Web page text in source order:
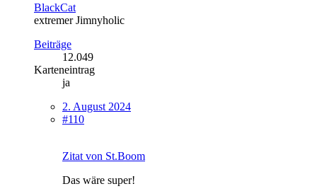
BlackCat
extremer Jimnyholic
Beiträge
12.049
Karteneintrag
ja
2. August 2024
#110
Zitat von St.Boom
Das wäre super!